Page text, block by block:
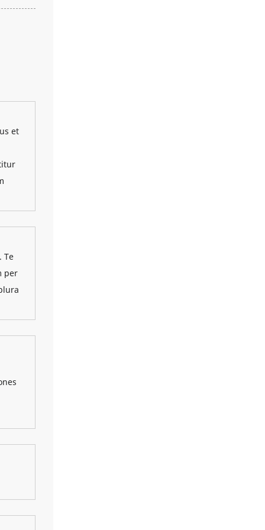
et
Te
per